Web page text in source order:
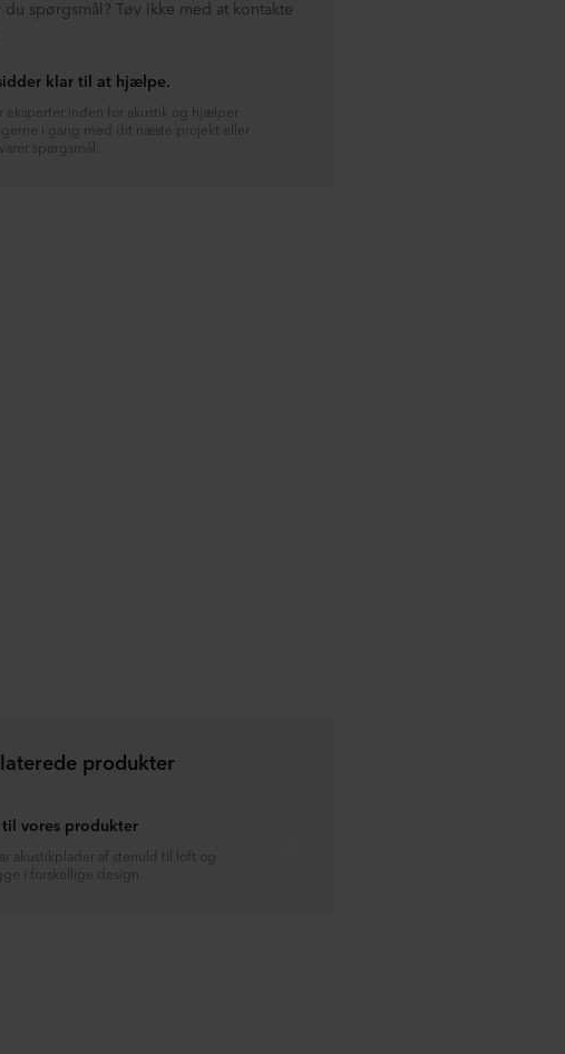
du spørgsmål? Tøv ikke med at kontakte
klar til at hjælpe.
eksperter inden for akustik og hjælper
i gang med dit næste projekt eller
spørgsmål.
produkter
til vores produkter
akustikplader af stenuld til loft og
i forskellige design.